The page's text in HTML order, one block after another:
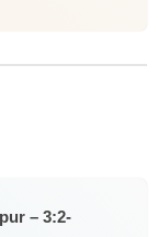
– 3:2-